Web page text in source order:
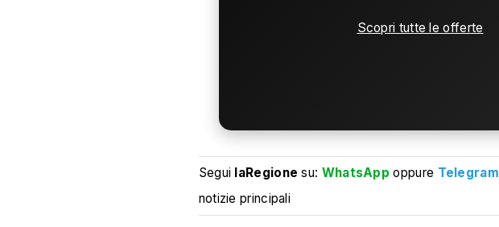
Scopri tutte le offerte
Segui laRegione su: WhatsApp oppure Telegram
notizie principali